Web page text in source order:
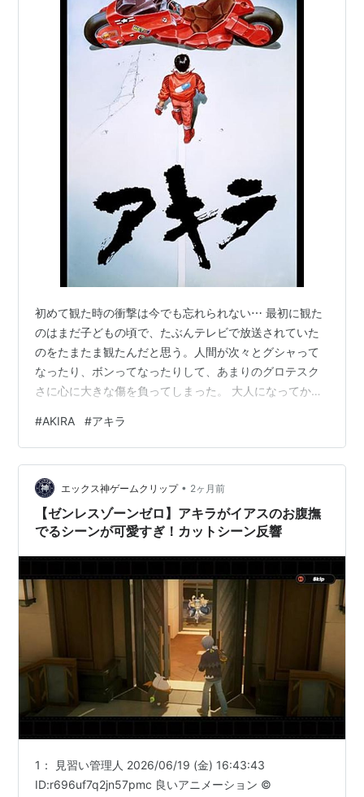
初めて観た時の衝撃は今でも忘れられない⋯ 最初に観た
のはまだ子どもの頃で、たぶんテレビで放送されていた
のをたまたま観たんだと思う。人間が次々とグシャって
なったり、ボンってなったりして、あまりのグロテスク
さに心に大きな傷を負ってしまった。 大人になってから
ウマになってしまって、それからずっと避け続けてい
た。 なので、二回目に観たのはだいぶ大人になってか
ら。 二度目の鑑賞は、子どもの頃に観た時とはまったく
違う衝撃を受けた。 まず特筆したいのは、圧倒的な世界
観。 舞台は第三次世界大戦後の「ネオ東京」という都市
で、近未来的な都市や、研究によって生み出さ…
#AKIRA #アキラ
エックス神ゲームクリップ • 2ヶ月前
【ゼンレスゾーンゼロ】アキラがイアスのお腹撫
でるシーンが可愛すぎ！カットシーン反響
1： 見習い管理人 2026/06/19 (金) 16:43:43
ID:r696uf7q2jn57pmc 良いアニメーション ©